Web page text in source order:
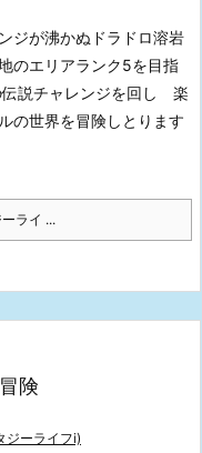
ジが沸かぬドラドロ溶岩
のエリアランク5を目指
伝説チャレンジを回し 楽
の世界を冒険しとります
ライ ...
険
ジーライフi)